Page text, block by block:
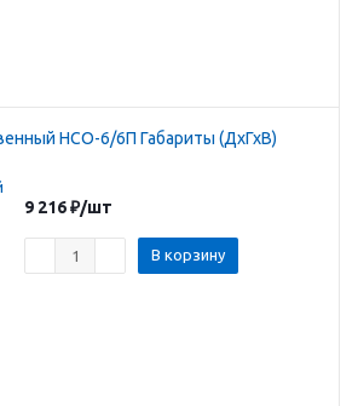
HCO-6/6П Габариты (ДхГхВ)
9 216₽/шт
В корзину